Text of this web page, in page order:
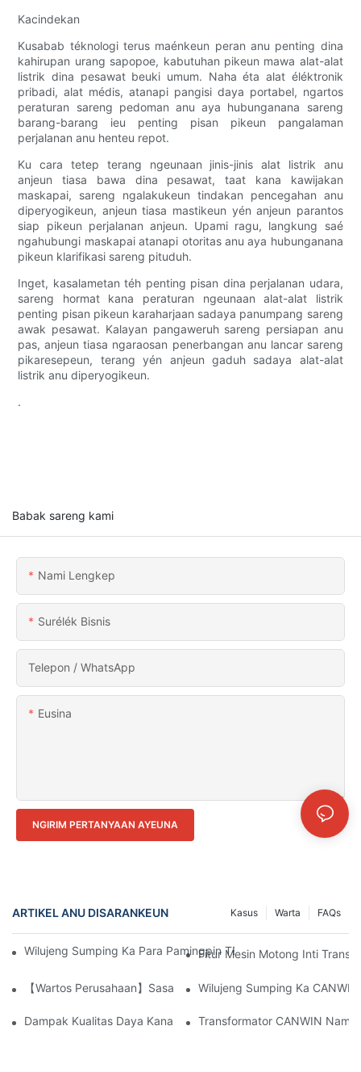
Kacindekan
Kusabab téknologi terus maénkeun peran anu penting dina
kahirupan urang sapopoe, kabutuhan pikeun mawa alat-alat
listrik dina pesawat beuki umum. Naha éta alat éléktronik
pribadi, alat médis, atanapi pangisi daya portabel, ngartos
peraturan sareng pedoman anu aya hubunganana sareng
barang-barang ieu penting pisan pikeun pangalaman
perjalanan anu henteu repot.
Ku cara tetep terang ngeunaan jinis-jinis alat listrik anu
anjeun tiasa bawa dina pesawat, taat kana kawijakan
maskapai, sareng ngalakukeun tindakan pencegahan anu
diperyogikeun, anjeun tiasa mastikeun yén anjeun parantos
siap pikeun perjalanan anjeun. Upami ragu, langkung saé
ngahubungi maskapai atanapi otoritas anu aya hubunganana
pikeun klarifikasi sareng pituduh.
Inget, kasalametan téh penting pisan dina perjalanan udara,
sareng hormat kana peraturan ngeunaan alat-alat listrik
penting pisan pikeun karaharjaan sadaya panumpang sareng
awak pesawat. Kalayan pangaweruh sareng persiapan anu
pas, anjeun tiasa ngaraosan penerbangan anu lancar sareng
pikaresepeun, terang yén anjeun gaduh sadaya alat-alat
listrik anu diperyogikeun.
.
Babak sareng kami
Nami Lengkep
Surélék Bisnis
Telepon / WhatsApp
Eusina
NGIRIM PERTANYAAN AYEUNA
ARTIKEL ANU DISARANKEUN FAQs
Warta
Kasus
Wilujeng Sumping Ka Para Pamingpin TBEA & BSEA Anu
Fitur Mesin Motong Inti
【Wartos Perusahaan】Sasak Dua Geser Tujuh Punch
Wilujeng Sumping Ka
Dampak Kualitas Daya Kana Kinerja Peralatan Transformator
Transformator CANWIN